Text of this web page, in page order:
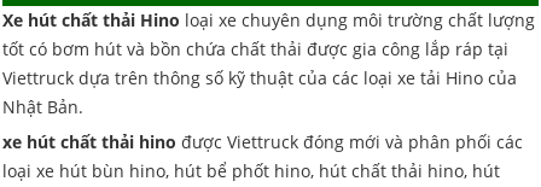
Xe hút chất thải Hino loại xe chuyên dụng môi trường chất lượng
tốt có bơm hút và bồn chứa chất thải được gia công lắp ráp tại
Viettruck dựa trên thông số kỹ thuật của các loại xe tải Hino của
Nhật Bản.
xe hút chất thải hino được Viettruck đóng mới và phân phối các
loại xe hút bùn hino, hút bể phốt hino, hút chất thải hino, hút